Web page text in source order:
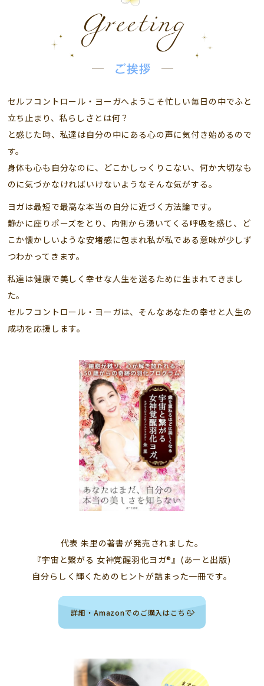
セルフコントロール・ヨーガへようこそ忙しい毎日の中でふと
立ち止まり、私らしさとは何？
と感じた時、私達は自分の中にある心の声に気付き始めるので
す。
身体も心も自分なのに、どこかしっくりこない、 何か大切なも
のに気づかなければいけないようなそんな気がする。
ヨガは最短で最高な本当の自分に近づく方法論です。
静かに座りポーズをとり、内側から湧いてくる呼吸を感じ、 ど
こか懐かしいような安堵感に包まれ私が私である意味が少しず
つわかってきます。
私達は健康で美しく幸せな人生を送るために生まれてきまし
た。
セルフコントロール・ヨーガは、そんなあなたの幸せと人生の
成功を応援します。
代表 朱里の著書が発売されました。
『宇宙と繋がる 女神覚醒羽化ヨガ®』(あーと出版)
自分らしく輝くためのヒントが詰まった一冊です。
詳細・Amazonでのご購入はこちら